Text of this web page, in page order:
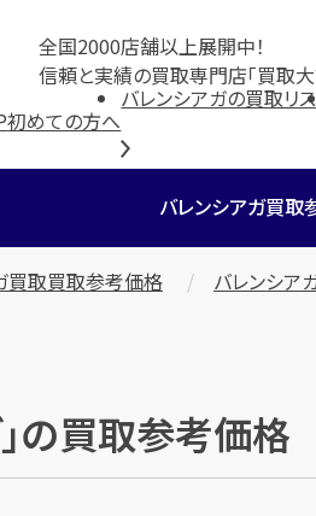
全国2000店舗以上展開中！
信頼と実績の買取専門店「買取大
初めての方へ
バレンシアガの買取リ
バレンシアガ買取
買取買取参考価格 バレンシア
の買取参考価格